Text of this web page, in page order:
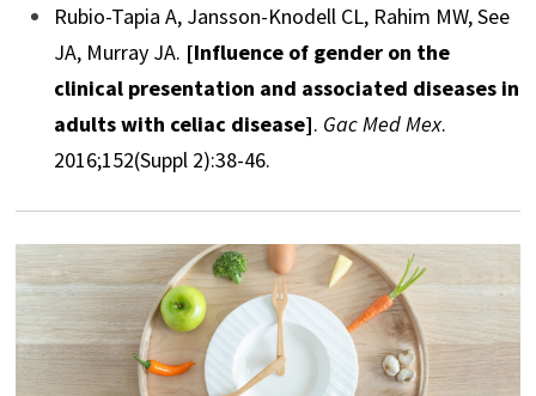
Rubio-Tapia A, Jansson-Knodell CL, Rahim MW, See
JA, Murray JA. [Influence of gender on the
clinical presentation and associated diseases in
adults with celiac disease]. Gac Med Mex.
2016;152(Suppl 2):38-46.